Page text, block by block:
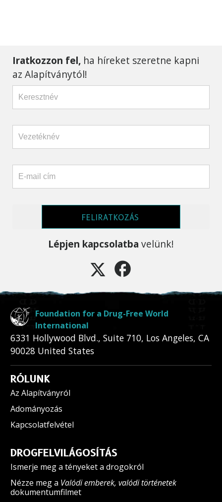
Iratkozzon fel, ha híreket szeretne kapni
az Alapítványtól!
FELIRATKOZÁS
Lépjen kapcsolatba velünk!
Foundation for a Drug-Free World
International
6331 Hollywood Blvd., Suite 710, Los Angeles, CA
90028 United States
RÓLUNK
Az Alapítványról
Adományozás
Kapcsolatfelvétel
DROGFELVILÁGOSÍTÁS
Ismerje meg a tényeket a drogokról
Nézze meg a Valódi emberek, valódi történetek
dokumentumfilmet